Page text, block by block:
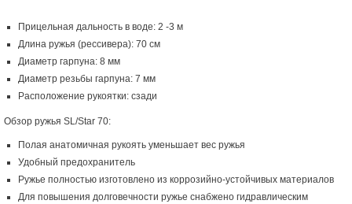
Прицельная дальность в воде: 2 -3 м
Длина ружья (рессивера): 70 см
Диаметр гарпуна: 8 мм
Диаметр резьбы гарпуна: 7 мм
Расположение рукоятки: сзади
Обзор ружья SL/Star 70:
Полая анатомичная рукоять уменьшает вес ружья
Удобный предохранитель
Ружье полностью изготовлено из коррозийно-устойчивых материалов
Для повышения долговечности ружье снабжено гидравлическим